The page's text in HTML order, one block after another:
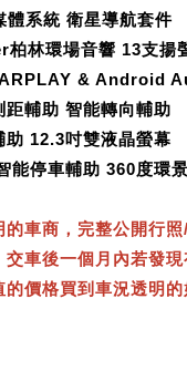
體系統 衛星導航套件
林環場音響 13支揚
& Android
距輔助 智能轉向輔助
助 12.3吋雙液晶螢幕
能停車輔助 360度環景
的車商，完整公開行
交車後一個月內若發
價格買到車況透明的